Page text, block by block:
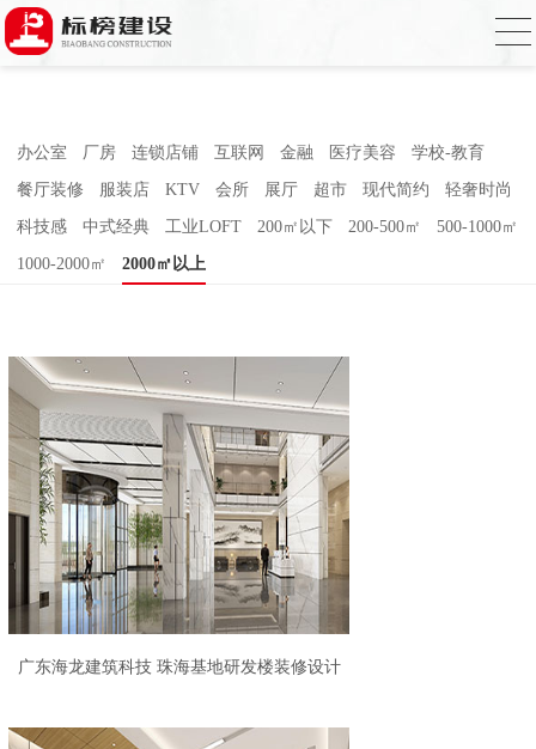
小黄片大全下载,小黄片应用下载,小黄片短
视频,下载小黄片免费
办公室 厂房 连锁店铺 互联网 金融 医疗美容 学校-教育
餐厅装修 服装店 KTV 会所 展厅 超市 现代简约 轻奢时尚
科技感 中式经典 工业LOFT 200㎡以下 200-500㎡ 500-1000㎡
1000-2000㎡ 2000㎡以上
广东海龙建筑科技 珠海基地研发楼装修设计
11142.43㎡办公楼